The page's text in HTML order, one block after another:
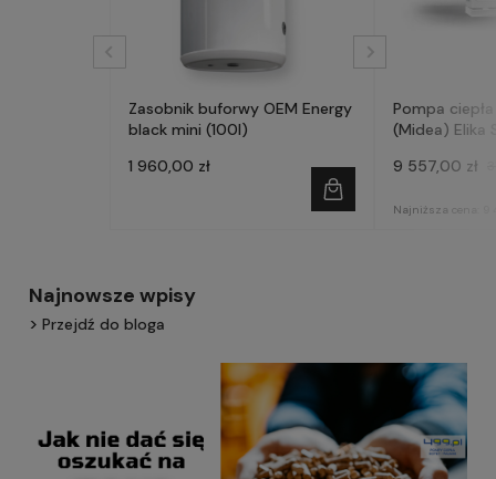
Zasobnik buforwy OEM Energy
black mini (100l)
1 960,00 zł
Pompa
(Midea) Elika
9 557,00 zł
Najniższa cena:
Najnowsze wpisy
Przejdź do bloga